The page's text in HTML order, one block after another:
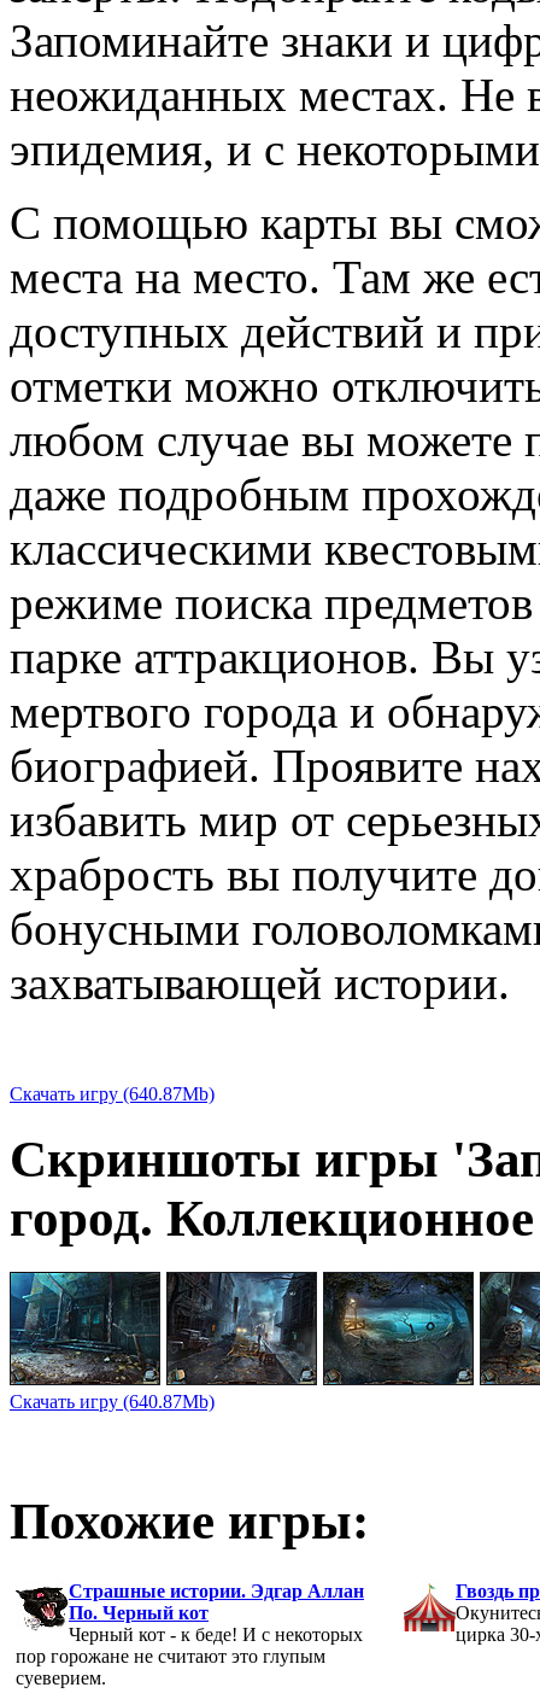
Запоминайте знаки и
неожиданных местах. Не
эпидемия, и с
С помощью карты вы
места на место. Там же
доступных действий и
отметки можно
любом случае вы можете
даже подробным
классическими
режиме поиска
парке аттракционов. Вы
мертвого города и
биографией. Проявите
избавить мир от
храбрость вы получите
бонусными
захватывающей истории.
Скачать игру (640.87Mb)
Скриншоты игры
город.
Скачать игру (640.87Mb)
Похожие игры:
Страшные истории. Эдгар Аллан
По. Черный кот
Черный кот - к беде! И с некоторых
пор горожане не считают это глупым
суеверием.
Гвоздь
цирка 30-